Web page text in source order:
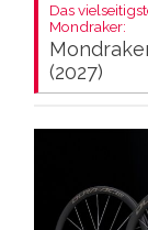
Das
Mondraker:
(2027)